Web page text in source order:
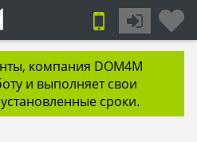
компания DOM4M
и выполняет свои
сроки.